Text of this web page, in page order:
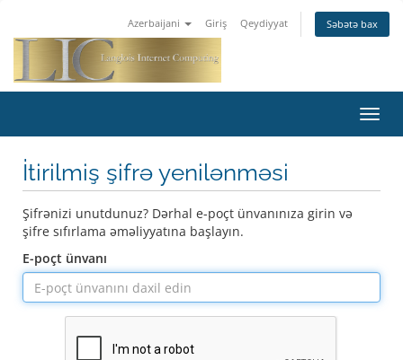
Azerbaijani Giriş Qeydiyyat Səbətə bax
keçid
İtirilmiş şifrə yenilənməsi
Şifrənizi unutdunuz? Dərhal e-poçt ünvanınıza girin və
şifre sıfırlama əməliyyatına başlayın.
E-poçt ünvanı